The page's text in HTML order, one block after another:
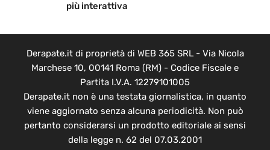
più interattiva
Derapate.it di proprietà di WEB 365 SRL - Via Nicola
Marchese 10, 00141 Roma (RM) - Codice Fiscale e
Partita I.V.A. 12279101005
Derapate.it non è una testata giornalistica, in quanto
viene aggiornato senza alcuna periodicità. Non può
pertanto considerarsi un prodotto editoriale ai sensi
della legge n. 62 del 07.03.2001